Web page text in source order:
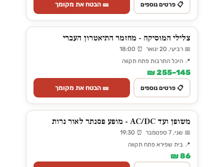
📋 פרטים נוספים 🎫 הבטח את מקומך
צלילי המוסיקה - מחזמר התיאטרון העברי
📅 רביעי, 20 ינואר ⏰ 18:00
📍 היכל התרבות פתח תקווה
145–255 ₪
📋 פרטים נוספים 🎫 הבטח את מקומך
משופן ועד AC/DC - מופע פסנתר לאור נרות
📅 שני, 7 ספטמבר ⏰ 19:30
📍 בית שפירא פתח תקווה
86 ₪